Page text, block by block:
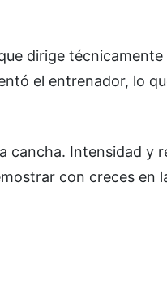
dirige técnicamente
el entrenador, lo
cancha. Intensidad y
con creces en